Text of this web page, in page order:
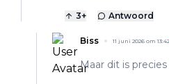
3+ Antwoord
Biss 11 juni 2026 om 13:42
Maar dit is